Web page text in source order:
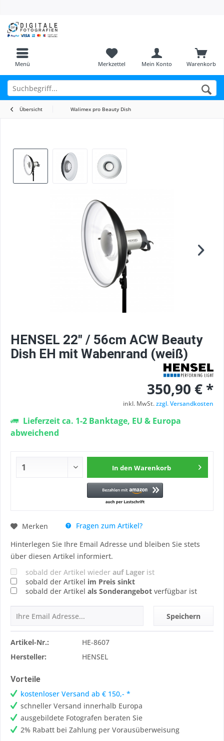
Menü Warenkorb
Merkzettel Mein Konto
Übersicht Walimex pro Beauty Dish
HENSEL 22" / 56cm ACW Beauty
Dish EH mit Wabenrand (weiß)
350,90 € *
inkl. MwSt.zzgl. Versandkosten
Lieferzeit ca. 1-2 Banktage, EU & Europa
abweichend
In den Warenkorb
Merken
Fragen zum Artikel?
Hinterlegen Sie Ihre Email Adresse und bleiben Sie stets
über diesen Artikel informiert.
sobald der Artikel wieder auf Lager ist
sobald der Artikel im Preis sinkt
sobald der Artikel als Sonderangebot verfügbar ist
Speichern
Artikel-Nr.:
HE-8607
Hersteller:
HENSEL
Vorteile
kostenloser Versand ab € 150,- *
schneller Versand innerhalb Europa
ausgebildete Fotografen beraten Sie
2% Rabatt bei Zahlung per Vorausüberweisung